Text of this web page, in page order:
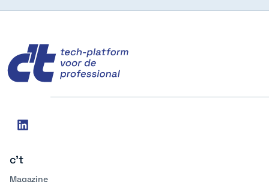
Social
linkedin
c't
Magazine